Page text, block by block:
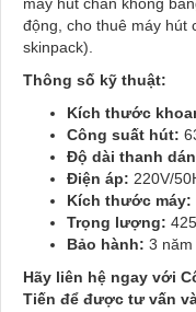
máy hút chân không
động, cho thuê máy hút
skinpack).
Thông số kỹ thuật:
Kích thước
Công suất hút:
Độ dài thanh
Điện áp: 220V/
Kích thước máy:
Trọng lượng:
Bảo hành: 3 năm
Hãy liên hệ ngay với
Tiến để được tư vấn